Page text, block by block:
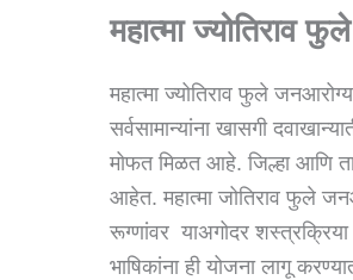
महात्मा ज्योतिराव
महात्मा ज्योतिराव फुले
सर्वसामान्यांना खासगी
मोफत मिळत आहे. जिल्हा आणि
आहेत. महात्मा जोतिराव फुले
रूग्णांवर याअगोदर
भाषिकांना ही योजना लागू